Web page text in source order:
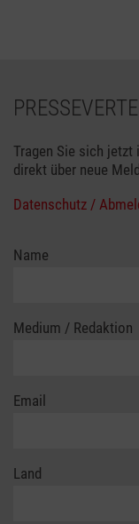
Tragen Sie sich jetzt
direkt über neue
Datenschutz /
Name
Medium / Redaktion
Email
Land